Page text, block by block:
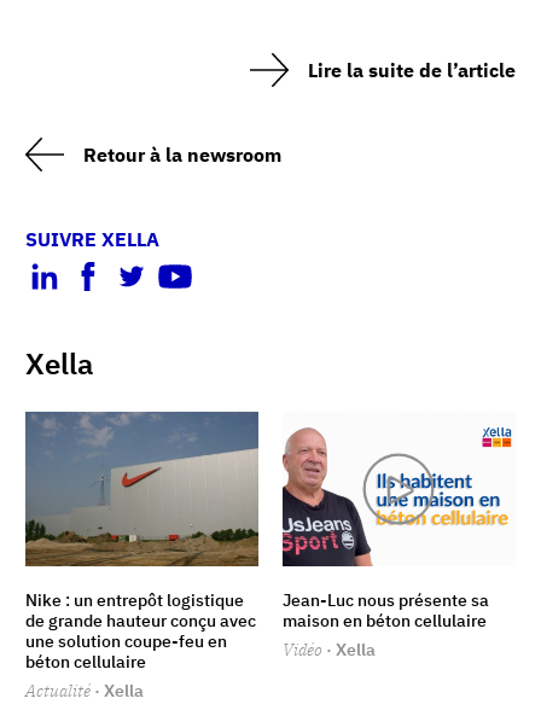
Lire la suite de l’article
Retour à la newsroom
SUIVRE XELLA
Xella
Nike : un entrepôt logistique
de grande hauteur conçu avec
une solution coupe-feu en
béton cellulaire
Actualité · Xella
Jean-Luc nous présente sa
maison en béton cellulaire
Vidéo · Xella